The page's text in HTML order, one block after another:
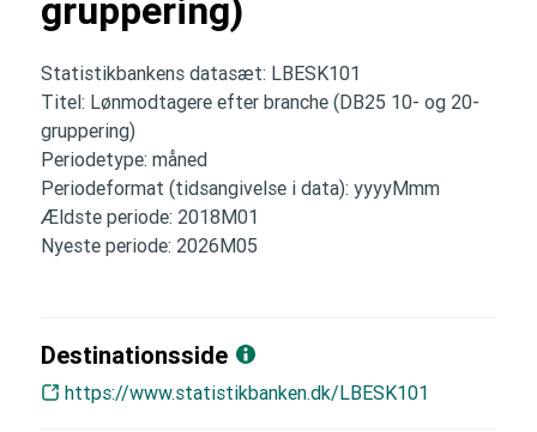
gruppering)
Statistikbankens datasæt: LBESK101
Titel: Lønmodtagere efter branche (DB25 10- og 20-
gruppering)
Periodetype: måned
Periodeformat (tidsangivelse i data): yyyyMmm
Ældste periode: 2018M01
Nyeste periode: 2026M05
Destinationsside
https://www.statistikbanken.dk/LBESK101